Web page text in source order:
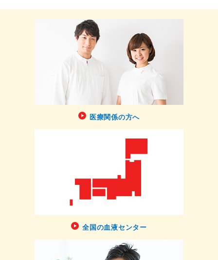
医療関係の方へ
全国の血液センター